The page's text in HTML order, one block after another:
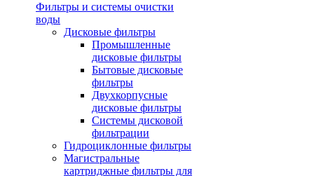
Фильтры и системы очистки
воды
Дисковые фильтры
Промышленные
дисковые фильтры
Бытовые дисковые
фильтры
Двухкорпусные
дисковые фильтры
Системы дисковой
фильтрации
Гидроциклонные фильтры
Магистральные
картриджные фильтры для